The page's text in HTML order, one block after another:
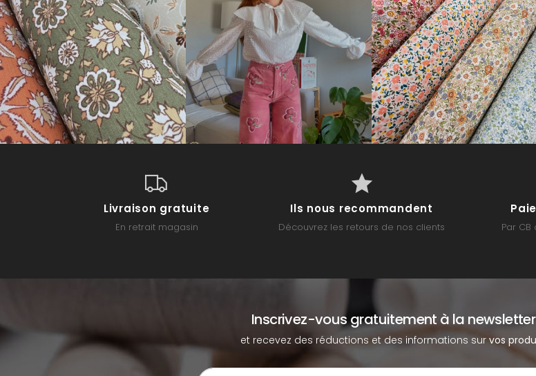
Livraison gratuite
En retrait magasin
Ils nous recommandent
Découvrez les retours de nos clients Par
Inscrivez-vous gratuitement à la newsletter
et recevez des réductions et des informations survos